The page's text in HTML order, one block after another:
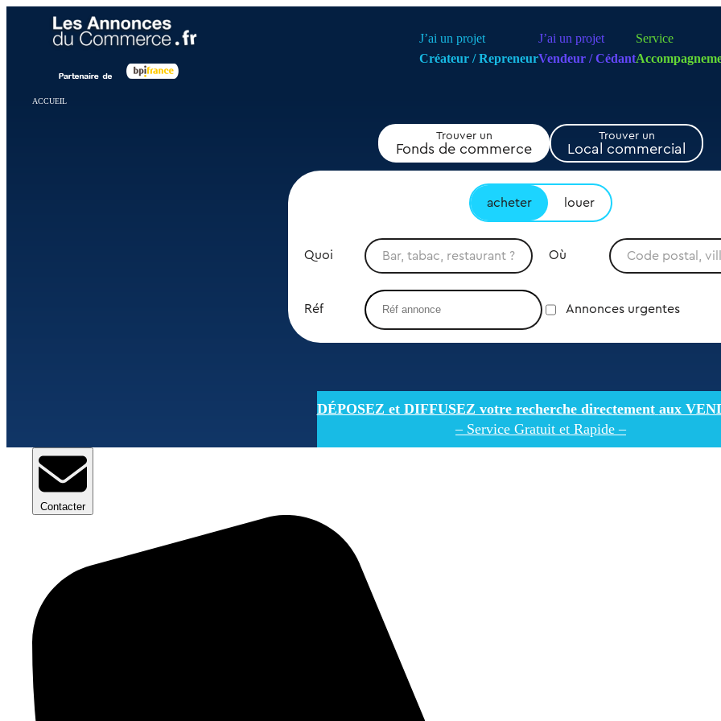
J’ai un projet
Créateur / Repreneur
J’ai un projet
Vendeur / Cédant
Service
ACCUEIL
Trouver un
Fonds de commerce
Trouver un
Local commercial
acheter louer
Quoi Où
Réf Annonces urgentes
DÉPOSEZ et DIFFUSEZ votre recherche directement aux
– Service Gratuit et Rapide –
Contacter
Panneau de gestion des cookies